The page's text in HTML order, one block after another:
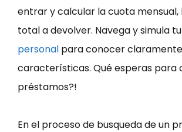
entrar y calcular la cuota mensual,
total a devolver. Navega y simula tu
personal para conocer
características. Qué esperas para
préstamos?!
En el proceso de busqueda de un